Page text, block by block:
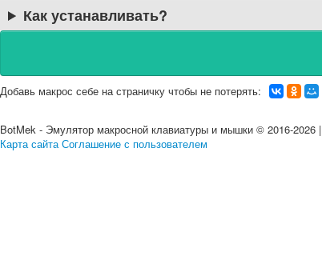
Как устанавливать?
Добавь макрос себе на страничку чтобы не потерять:
BotMek - Эмулятор макросной клавиатуры и мышки © 2016-2026 |
Карта сайта Соглашение с пользователем